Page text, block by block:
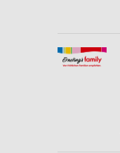
Notwendig